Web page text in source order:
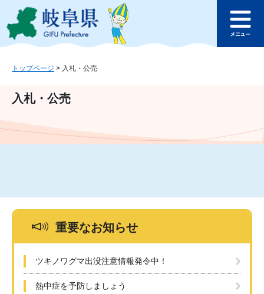
ジ
ュ
文
このページの本文へ
ュ
トップページ > 入札・公売
入札・公売
重要なお知らせ
ツキノワグマ出没注意情報発令中！
熱中症を予防しましょう